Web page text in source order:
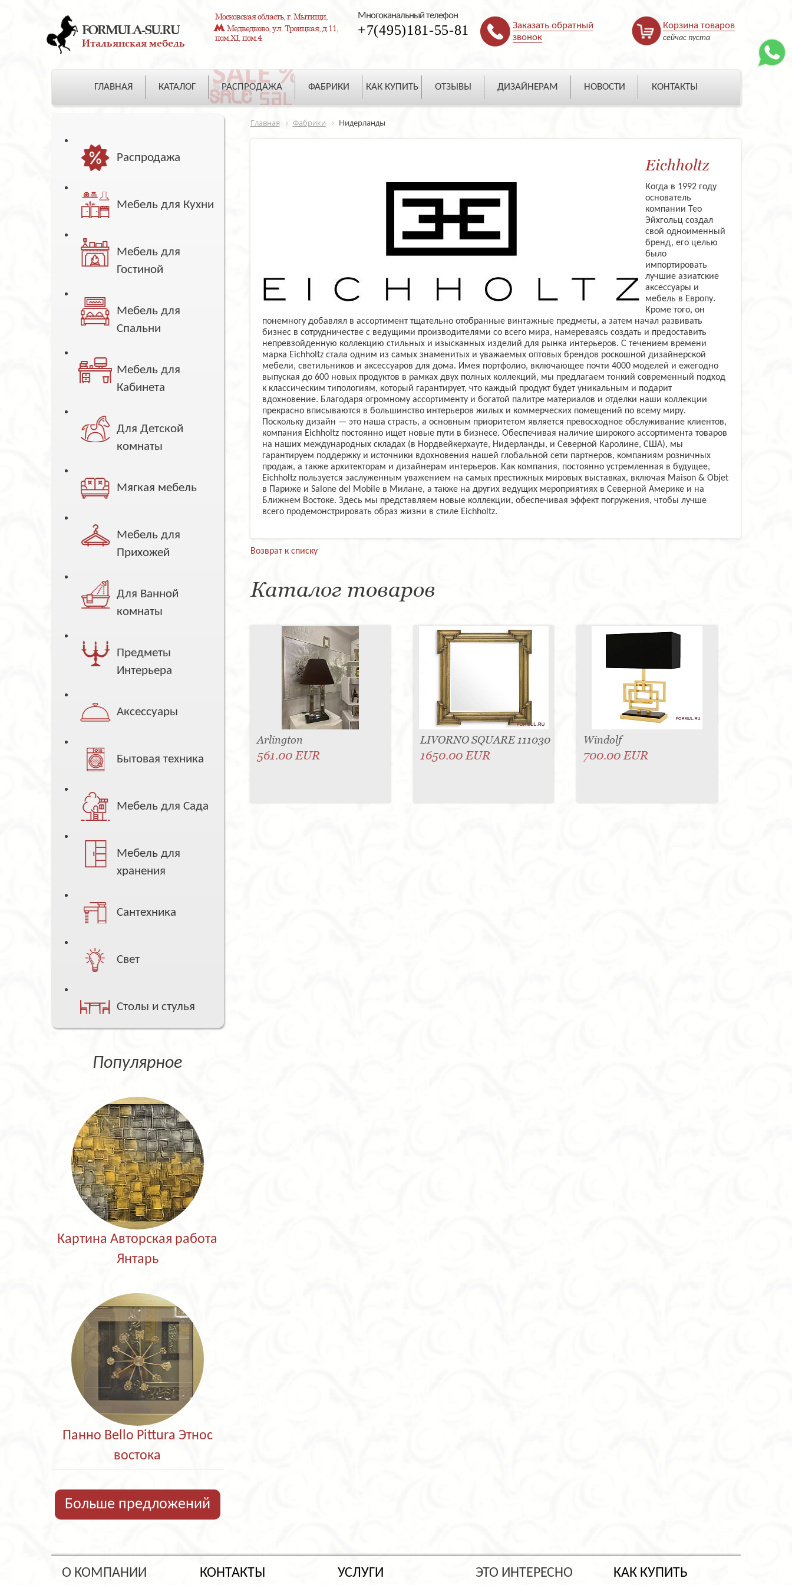
FORMULA-SU.RU
Итальянская мебель
Московская область, г. Мытищи,
Медведково, ул. Троицкая, д.11,
пом.XI, пом.4
Многоканальный телефон
+7(495)181-55-81
Заказать обратный
звонок
Корзина товаров
сейчас пуста
ГЛАВНАЯ КАТАЛОГ РАСПРОДАЖА ФАБРИКИ КАК КУПИТЬ ОТЗЫВЫ ДИЗАЙНЕРАМ НОВОСТИ КОНТАКТЫ
Распродажа
Мебель для Кухни
Мебель для
Гостиной
Мебель для
Спальни
Мебель для
Кабинета
Для Детской
комнаты
Мягкая мебель
Мебель для
Прихожей
Для Ванной
комнаты
Предметы
Интерьера
Аксессуары
Бытовая техника
Мебель для Сада
Мебель для
хранения
Сантехника
Свет
Столы и стулья
Популярное
Картина Авторская работа
Янтарь
Панно Bello Pittura Этнос
востока
Больше предложений
Главная Фабрики Нидерланды
Eichholtz
Когда в 1992 году
основатель
компании Тео
Эйхгольц создал
свой одноименный
бренд, его целью
было
импортировать
лучшие азиатские
аксессуары и
мебель в Европу.
Кроме того, он
понемногу добавлял в ассортимент тщательно отобранные винтажные предметы, а затем начал развивать
бизнес в сотрудничестве с ведущими производителями со всего мира, намереваясь создать и предоставить
непревзойденную коллекцию стильных и изысканных изделий для рынка интерьеров. С течением времени
марка Eichholtz стала одним из самых знаменитых и уважаемых оптовых брендов роскошной дизайнерской
мебели, светильников и аксессуаров для дома. Имея портфолио, включающее почти 4000 моделей и ежегодно
выпуская до 600 новых продуктов в рамках двух полных коллекций, мы предлагаем тонкий современный подход
к классическим типологиям, который гарантирует, что каждый продукт будет уникальным и подарит
вдохновение. Благодаря огромному ассортименту и богатой палитре материалов и отделки наши коллекции
прекрасно вписываются в большинство интерьеров жилых и коммерческих помещений по всему миру.
Поскольку дизайн — это наша страсть, а основным приоритетом является превосходное обслуживание клиентов,
компания Eichholtz постоянно ищет новые пути в бизнесе. Обеспечивая наличие широкого ассортимента товаров
на наших международных складах (в Нордвейкерхауте, Нидерланды, и Северной Каролине, США), мы
гарантируем поддержку и источники вдохновения нашей глобальной сети партнеров, компаниям розничных
продаж, а также архитекторам и дизайнерам интерьеров. Как компания, постоянно устремленная в будущее,
Eichholtz пользуется заслуженным уважением на самых престижных мировых выставках, включая Maison & Objet
в Париже и Salone del Mobile в Милане, а также на других ведущих мероприятиях в Северной Америке и на
Ближнем Востоке. Здесь мы представляем новые коллекции, обеспечивая эффект погружения, чтобы лучше
всего продемонстрировать образ жизни в стиле Eichholtz.
Возврат к списку
Каталог товаров
Arlington
561.00 EUR
LIVORNO SQUARE 111030
1650.00 EUR
Windolf
700.00 EUR
О КОМПАНИИ КОНТАКТЫ УСЛУГИ ЭТО ИНТЕРЕСНО КАК КУПИТЬ